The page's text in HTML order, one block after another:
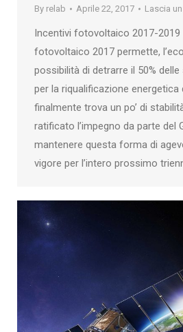
By relab Aprile 22, 2017 Lascia
Incentivi fotovoltaico 2017-2019
fotovoltaico 2017 permette,
possibilità di detrarre il 50%
per la riqualificazione energetica
finalmente trova un po’ di
ratificato l’impegno da parte del
mantenere questa forma di
vigore per l’intero prossimo